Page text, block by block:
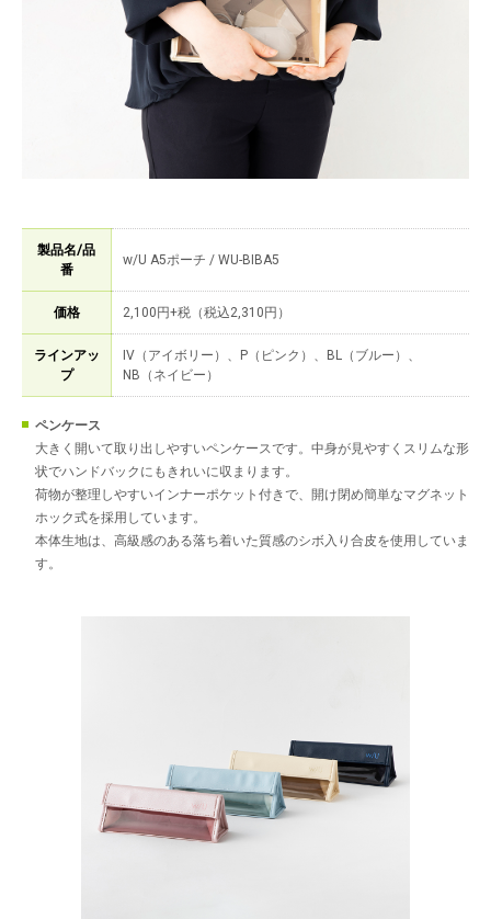
製品名/品
番
w/U A5ポーチ / WU-BIBA5
価格 2,100円+税（税込2,310円）
ラインアッ
プ
IV（アイボリー）、P（ピンク）、BL（ブルー）、
NB（ネイビー）
ペンケース
大きく開いて取り出しやすいペンケースです。中身が見やすくスリムな形
状でハンドバックにもきれいに収まります。
荷物が整理しやすいインナーポケット付きで、開け閉め簡単なマグネット
ホック式を採用しています。
本体生地は、高級感のある落ち着いた質感のシボ入り合皮を使用していま
す。